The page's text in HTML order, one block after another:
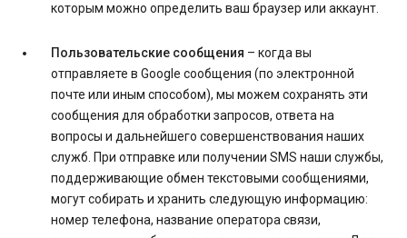
которым можно определить ваш браузер или аккаунт.
Пользовательские сообщения – когда вы
отправляете в Google сообщения (по электронной
почте или иным способом), мы можем сохранять эти
сообщения для обработки запросов, ответа на
вопросы и дальнейшего совершенствования наших
служб. При отправке или получении SMS наши службы,
поддерживающие обмен текстовыми сообщениями,
могут собирать и хранить следующую информацию:
номер телефона, название оператора связи,